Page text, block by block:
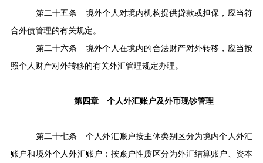
第二十五条
境外个人对境内机构提供贷款或担保，应当符
合外债管理的有关规定。
第二十六条
境外个人在境内的合法财产对外转移，应当按
照个人财产对外转移的有关外汇管理规定办理。
第四章 个人外汇账户及外币现钞管理
第二十七条
个人外汇账户按主体类别区分为境内个人外汇
账户和境外个人外汇账户；按账户性质区分为外汇结算账户、资本